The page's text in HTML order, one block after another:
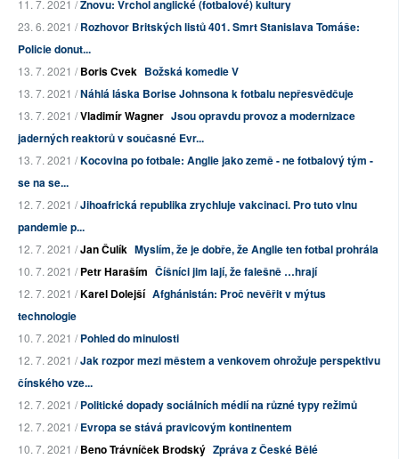
11. 7. 2021 /Znovu: Vrchol anglické (fotbalové) kultury
23. 6. 2021 /Rozhovor Britských listů 401. Smrt Stanislava Tomáše:
Policie donut...
13. 7. 2021 /Boris Cvek Božská komedie V
13. 7. 2021 /Náhlá láska Borise Johnsona k fotbalu nepřesvědčuje
13. 7. 2021 /Vladimír Wagner Jsou opravdu provoz a modernizace
jaderných reaktorů v současné Evr...
13. 7. 2021 /Kocovina po fotbale: Anglie jako země - ne fotbalový tým -
se na se...
12. 7. 2021 /Jihoafrická republika zrychluje vakcinaci. Pro tuto vlnu
pandemie p...
12. 7. 2021 /Jan Čulík Myslím, že je dobře, že Anglie ten fotbal prohrála
10. 7. 2021 /Petr Haraším Číšníci jim lají, že falešně …hrají
12. 7. 2021 /Karel Dolejší Afghánistán: Proč nevěřit v mýtus
technologie
10. 7. 2021 /Pohled do minulosti
12. 7. 2021 /Jak rozpor mezi městem a venkovem ohrožuje perspektivu
čínského vze...
12. 7. 2021 /Politické dopady sociálních médií na různé typy režimů
12. 7. 2021 /Evropa se stává pravicovým kontinentem
10. 7. 2021 /Beno Trávníček Brodský Zpráva z České Bělé